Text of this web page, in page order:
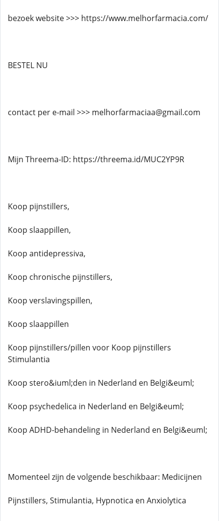
bezoek website >>> https://www.melhorfarmacia.com/
BESTEL NU
contact per e-mail >>> melhorfarmaciaa@gmail.com
Mijn Threema-ID: https://threema.id/MUC2YP9R
Koop pijnstillers,
Koop slaappillen,
Koop antidepressiva,
Koop chronische pijnstillers,
Koop verslavingspillen,
Koop slaappillen
Koop pijnstillers/pillen voor Koop pijnstillers
Stimulantia
Koop stero&iuml;den in Nederland en Belgi&euml;
Koop psychedelica in Nederland en Belgi&euml;
Koop ADHD-behandeling in Nederland en Belgi&euml;
Momenteel zijn de volgende beschikbaar: Medicijnen
Pijnstillers, Stimulantia, Hypnotica en Anxiolytica